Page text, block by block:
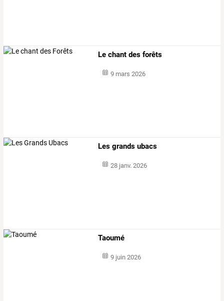
Le chant des forêts
9 mars 2026
Les grands ubacs
28 janv. 2026
Taoumé
9 juin 2026